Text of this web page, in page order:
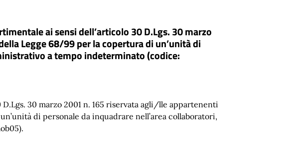
ai sensi dell’articolo 30 D.Lgs. 30 marzo
Legge 68/99 per la copertura di un’unità di
a tempo indeterminato (codice:
30 marzo 2001 n. 165 riservata agli/lle appartenenti
di personale da inquadrare nell’area collaboratori,